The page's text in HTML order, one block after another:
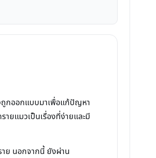
ถูกออกแบบมาเพื่อแก้ปัญหา
ายแมวเป็นเรื่องที่ง่ายและมี
ย นอกจากนี้ ยังผ่าน